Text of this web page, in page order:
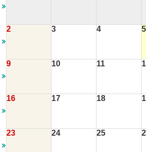
2 3 4 5
9 10 11
16 17 18
23 24 25